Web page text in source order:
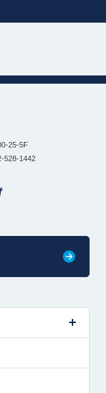
25-5F
528-1442